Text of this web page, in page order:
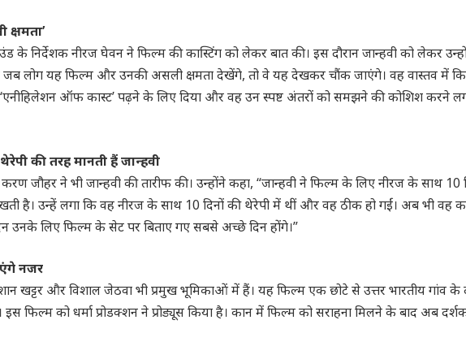
के निर्देशक नीरज घेवन ने फिल्म की कास्टिंग को लेकर बात की। इस दौरान जान्हवी को लेकर
जब लोग यह फिल्म और उनकी असली क्षमता देखेंगे, तो वे यह देखकर चौंक जाएंगे। वह वास्तव में
ऑफ कास्ट’ पढ़ने के लिए दिया और वह उन स्पष्ट अंतरों को समझने की कोशिश करने
की तरह मानती हैं जान्हवी
जौहर ने भी जान्हवी की तारीफ की। उन्होंने कहा, “जान्हवी ने फिल्म के लिए नीरज के साथ 10
है। उन्हें लगा कि वह नीरज के साथ 10 दिनों की थेरेपी में थीं और वह ठीक हो गईं। अब भी वह
उनके लिए फिल्म के सेट पर बिताए गए सबसे अच्छे दिन होंगे।”
नजर
ईशान खट्टर और विशाल जेठवा भी प्रमुख भूमिकाओं में हैं। यह फिल्म एक छोटे से उत्तर भारतीय गांव
इस फिल्म को धर्मा प्रोडक्शन ने प्रोड्यूस किया है। कान में फिल्म को सराहना मिलने के बाद अब